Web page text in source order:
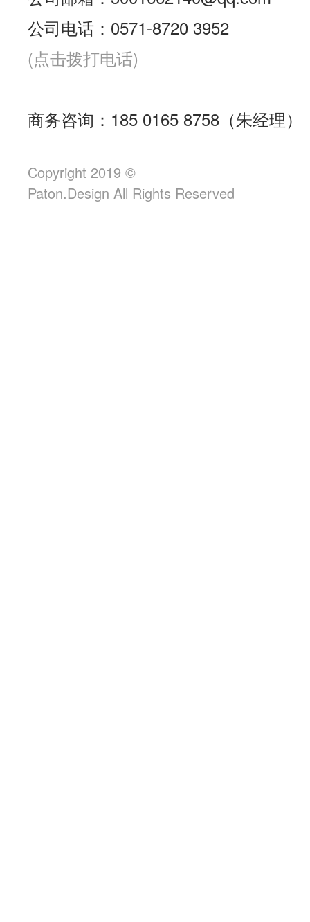
公司电话：0571-8720 3952
(点击拨打电话)
商务咨询：185 0165 8758（朱经理）
Copyright 2019 ©
Paton.Design All Rights Reserved